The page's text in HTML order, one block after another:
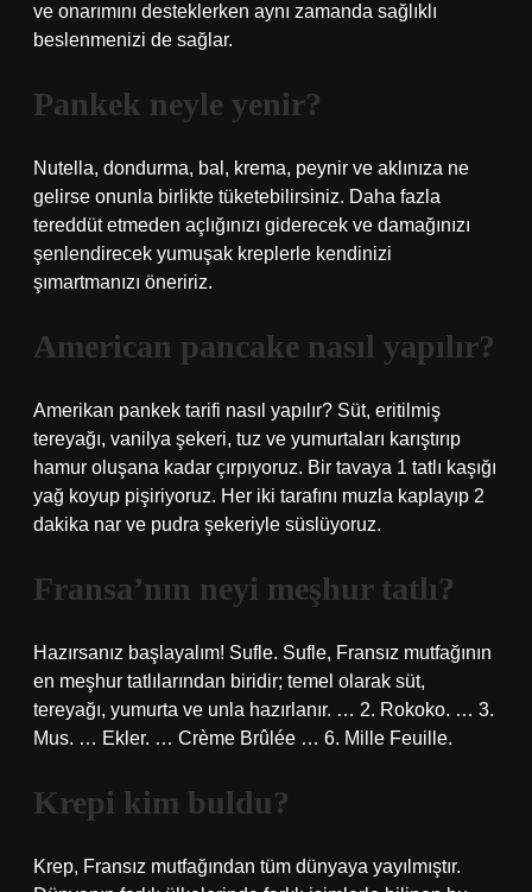
ve onarımını desteklerken aynı zamanda sağlıklı
beslenmenizi de sağlar.
Pankek neyle yenir?
Nutella, dondurma, bal, krema, peynir ve aklınıza ne
gelirse onunla birlikte tüketebilirsiniz. Daha fazla
tereddüt etmeden açlığınızı giderecek ve damağınızı
şenlendirecek yumuşak kreplerle kendinizi
şımartmanızı öneririz.
American pancake nasıl yapılır?
Amerikan pankek tarifi nasıl yapılır? Süt, eritilmiş
tereyağı, vanilya şekeri, tuz ve yumurtaları karıştırıp
hamur oluşana kadar çırpıyoruz. Bir tavaya 1 tatlı kaşığı
yağ koyup pişiriyoruz. Her iki tarafını muzla kaplayıp 2
dakika nar ve pudra şekeriyle süslüyoruz.
Fransa’nın neyi meşhur tatlı?
Hazırsanız başlayalım! Sufle. Sufle, Fransız mutfağının
en meşhur tatlılarından biridir; temel olarak süt,
tereyağı, yumurta ve unla hazırlanır. … 2. Rokoko. … 3.
Mus. … Ekler. … Crème Brûlée … 6. Mille Feuille.
Krepi kim buldu?
Krep, Fransız mutfağından tüm dünyaya yayılmıştır.